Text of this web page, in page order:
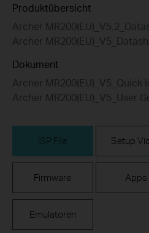
Produktübersicht
Archer
Archer
Dokument
Archer MR200(EU)_V5_Quick
Archer MR200(EU)_V5_User
ISP File Setup
Firmware Apps
Emulatoren